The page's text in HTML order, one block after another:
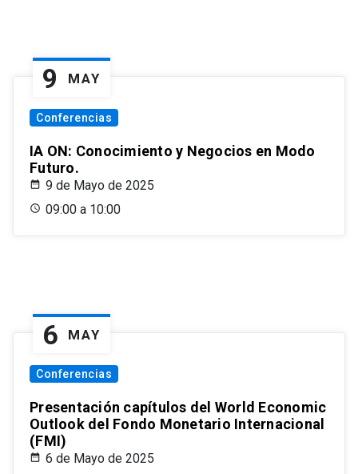
9 MAY
Conferencias
IA ON: Conocimiento y Negocios en Modo
Futuro.
9 de Mayo de 2025
09:00 a 10:00
6 MAY
Conferencias
Presentación capítulos del World Economic
Outlook del Fondo Monetario Internacional
(FMI)
6 de Mayo de 2025